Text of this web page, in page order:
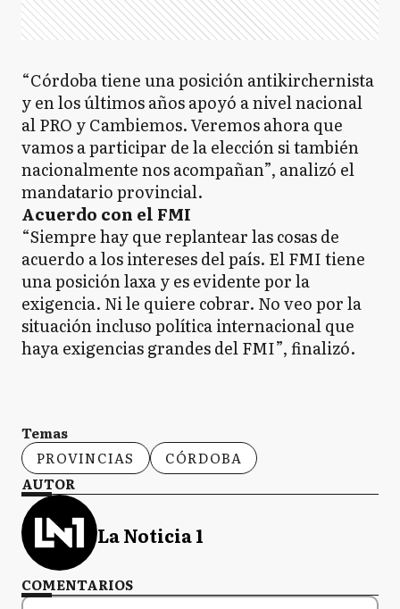
“Córdoba tiene una posición antikirchernista
y en los últimos años apoyó a nivel nacional
al PRO y Cambiemos. Veremos ahora que
vamos a participar de la elección si también
nacionalmente nos acompañan”, analizó el
mandatario provincial.
Acuerdo con el FMI
“Siempre hay que replantear las cosas de
acuerdo a los intereses del país. El FMI tiene
una posición laxa y es evidente por la
exigencia. Ni le quiere cobrar. No veo por la
situación incluso política internacional que
haya exigencias grandes del FMI”, finalizó.
Temas
PROVINCIAS
CÓRDOBA
AUTOR
La Noticia 1
COMENTARIOS